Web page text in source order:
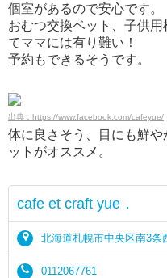
個室があるので安心です。
おむつ交換ベット、子供
てママには有り難い！
予約もできるそうです。
出典：https://www.facebook.com/cafeyue/
体に良さそう、目にも鮮
ットがオススメ。
cafe et craft yue．
北海道札幌市中央区南3条
0112067761